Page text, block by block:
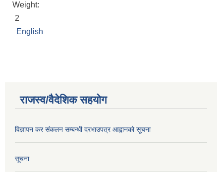
Weight:
2
English
राजस्व/वैदेशिक सहयोग
विज्ञापन कर संकलन सम्बन्धी दरभाउपत्र आह्वानको सूचना
सूचना